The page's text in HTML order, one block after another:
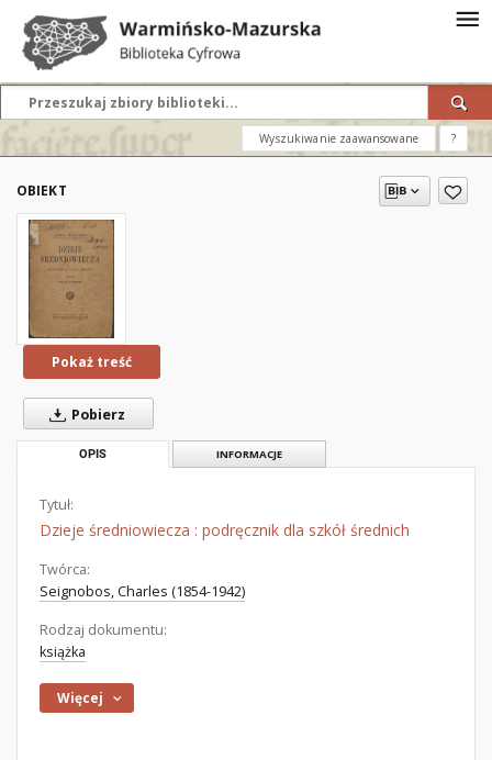
Wyszukiwanie zaawansowane ?
OBIEKT
Pokaż treść
Pobierz
OPIS INFORMACJE
Tytuł:
Dzieje średniowiecza : podręcznik dla szkół średnich
Twórca:
Seignobos, Charles (1854-1942)
Rodzaj dokumentu:
książka
Więcej